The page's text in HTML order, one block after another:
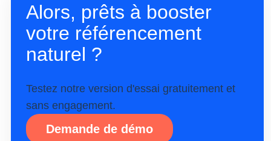
Alors, prêts à booster
votre référencement
naturel ?
Testez notre version d'essai gratuitement et
sans engagement.
Demande de démo